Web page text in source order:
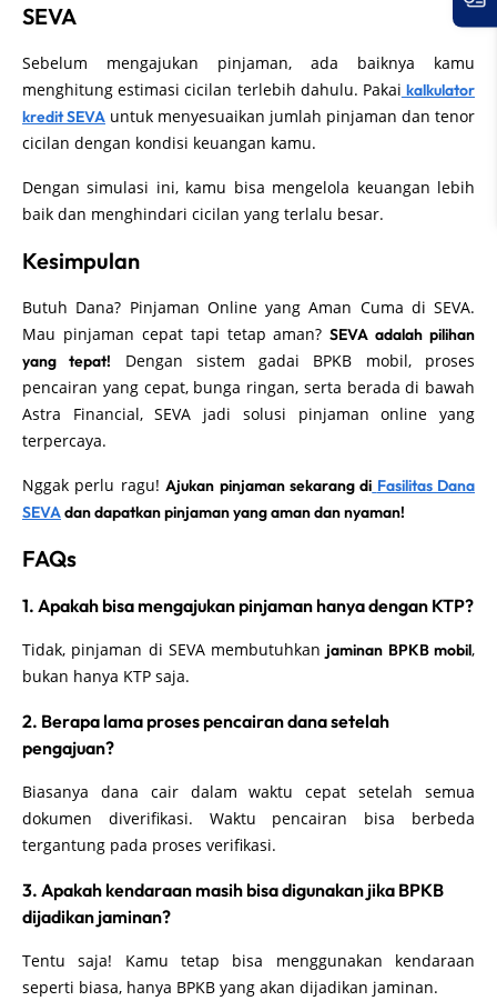
SEVA
Sebelum mengajukan pinjaman, ada baiknya kamu
menghitung estimasi cicilan terlebih dahulu. Pakai kalkulator
kredit SEVA untuk menyesuaikan jumlah pinjaman dan tenor
cicilan dengan kondisi keuangan kamu.
Dengan simulasi ini, kamu bisa mengelola keuangan lebih
baik dan menghindari cicilan yang terlalu besar.
Kesimpulan
Butuh Dana? Pinjaman Online yang Aman Cuma di SEVA.
Mau pinjaman cepat tapi tetap aman?SEVA adalah pilihan
yang tepat! Dengan sistem gadai BPKB mobil, proses
pencairan yang cepat, bunga ringan, serta berada di bawah
Astra Financial, SEVA jadi solusi pinjaman online yang
terpercaya.
Nggak perlu ragu!Ajukan pinjaman sekarang di Fasilitas Dana
SEVAdan dapatkan pinjaman yang aman dan nyaman!
FAQs
1. Apakah bisa mengajukan pinjaman hanya dengan KTP?
Tidak, pinjaman di SEVA membutuhkan jaminan BPKB mobil,
bukan hanya KTP saja.
2. Berapa lama proses pencairan dana setelah
pengajuan?
Biasanya dana cair dalam waktu cepat setelah semua
dokumen diverifikasi. Waktu pencairan bisa berbeda
tergantung pada proses verifikasi.
3. Apakah kendaraan masih bisa digunakan jika BPKB
dijadikan jaminan?
Tentu saja! Kamu tetap bisa menggunakan kendaraan
seperti biasa, hanya BPKB yang akan dijadikan jaminan.